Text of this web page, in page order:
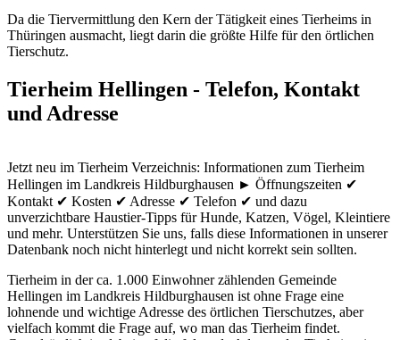
Da die Tiervermittlung den Kern der Tätigkeit eines Tierheims in
Thüringen ausmacht, liegt darin die größte Hilfe für den örtlichen
Tierschutz.
Tierheim Hellingen - Telefon, Kontakt
und Adresse
Jetzt neu im Tierheim Verzeichnis: Informationen zum Tierheim
Hellingen im Landkreis Hildburghausen ► Öffnungszeiten ✔
Kontakt ✔ Kosten ✔ Adresse ✔ Telefon ✔ und dazu
unverzichtbare Haustier-Tipps für Hunde, Katzen, Vögel, Kleintiere
und mehr. Unterstützen Sie uns, falls diese Informationen in unserer
Datenbank noch nicht hinterlegt und nicht korrekt sein sollten.
Tierheim in der ca. 1.000 Einwohner zählenden Gemeinde
Hellingen im Landkreis Hildburghausen ist ohne Frage eine
lohnende und wichtige Adresse des örtlichen Tierschutzes, aber
vielfach kommt die Frage auf, wo man das Tierheim findet.